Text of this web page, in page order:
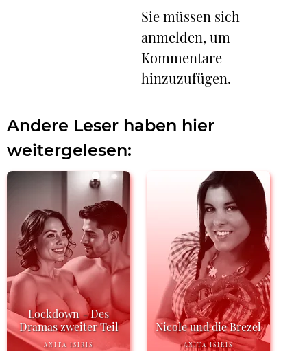
Sie müssen sich
anmelden, um
Kommentare
hinzuzufügen.
Andere Leser haben hier
weitergelesen:
Lockdown - Des
Dramas zweiter Teil
ANITA ISIRIS
Nicole und die Brezel
ANITA ISIRIS